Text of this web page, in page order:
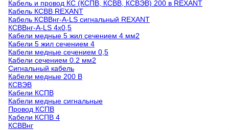
Кабель и провод КС (КСПВ, КСВВ, КСВЭВ) 200 в REXANT
Кабель КСВВ REXANT
Кабель КСВВнг-А-LS сигнальный REXANT
КСВВнг-А-LS 4х0,5
Кабели медные 5 жил сечением 4 мм2
Кабели 5 жил сечением 4
Кабели медные сечением 0,5
Кабели сечением 0.2 мм2
Сигнальный кабель
Кабели медные 200 В
КСВЭВ
Кабели КСПВ
Кабели медные сигнальные
Провод КСПВ
Кабели КСПВ 4
КСВВнг